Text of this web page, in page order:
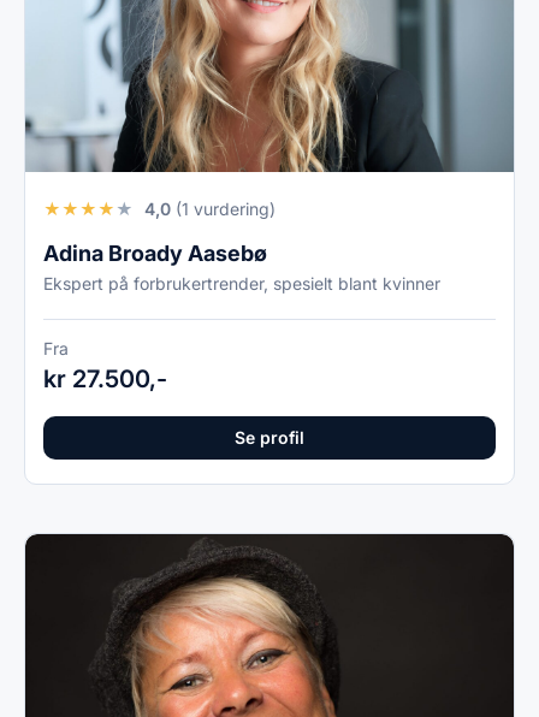
★★★★ ★ 4,0 (1 vurdering)
Adina Broady Aasebø
Ekspert på forbrukertrender, spesielt blant kvinner
Fra
kr 27.500,-
Se profil